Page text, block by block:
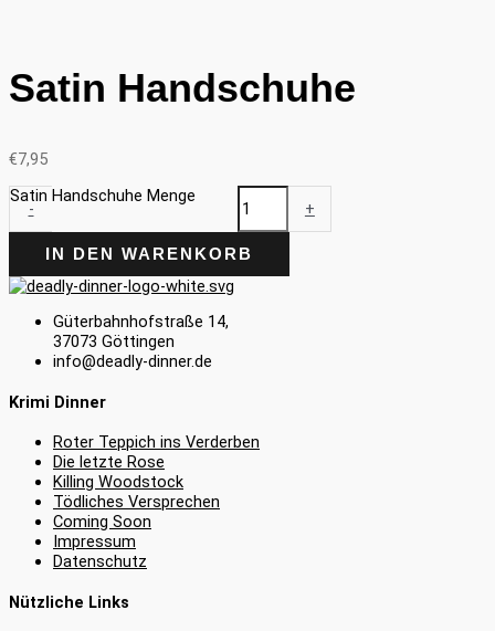
Satin Handschuhe
€7,95
-
Satin Handschuhe Menge
+
IN DEN WARENKORB
Güterbahnhofstraße 14,
37073 Göttingen
info@deadly-dinner.de
Krimi Dinner
Roter Teppich ins Verderben
Die letzte Rose
Killing Woodstock
Tödliches Versprechen
Coming Soon
Impressum
Datenschutz
Nützliche Links